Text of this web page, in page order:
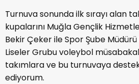
Turnuva sonunda ilk sırayı alan
kupalarını Muğla Gençlik
Bekir Çeker ile Spor Şube
Liseler Grubu voleybol
takımlara ve bu turnuvaya
ediyorum.